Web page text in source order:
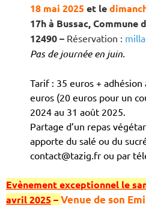
18 mai 2025et le
17h à Bussac, Commune
12490– Réservation :
Pas de journée en juin.
Tarif : 35 euros + adhésion
euros (20 euros pour un
2024 au 31 août 2025.
Partage d’un repas
apporte du salé ou du
contact@tazig.fr ou par
Evènement exceptionnel le
avril 2025–Venue de son